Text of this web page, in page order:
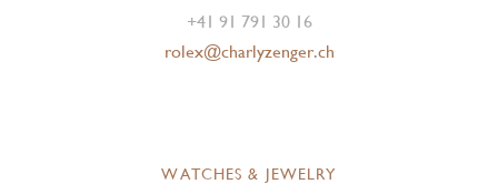
+41 91 791 30 16
rolex@charlyzenger.ch
WATCHES & JEWELRY